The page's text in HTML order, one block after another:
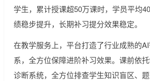
学生，累计授课超50万课时，学员平均
绩稳步提升，长期补习提分效果稳定。
在教学服务上，平台打造了行业成熟的
系，全方位保障进阶补习效果。课前依
诊断系统，全方位排查学生知识盲区、